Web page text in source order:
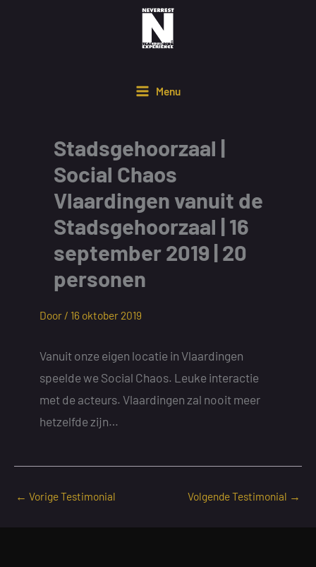
Menu
Stadsgehoorzaal |
Social Chaos
Vlaardingen vanuit de
Stadsgehoorzaal | 16
september 2019 | 20
personen
Door / 16 oktober 2019
Vanuit onze eigen locatie in Vlaardingen
speelde we Social Chaos. Leuke interactie
met de acteurs. Vlaardingen zal nooit meer
hetzelfde zijn…
← Vorige Testimonial Volgende Testimonial →